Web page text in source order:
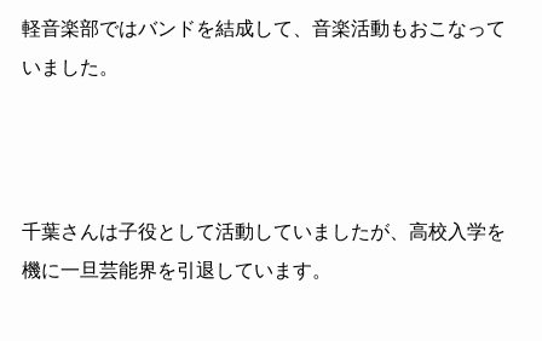
軽音楽部ではバンドを結成して、音楽活動もおこなって
いました。
千葉さんは子役として活動していましたが、高校入学を
機に一旦芸能界を引退しています。